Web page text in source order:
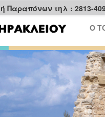
Παραπόνων τηλ : 2813-
Ο